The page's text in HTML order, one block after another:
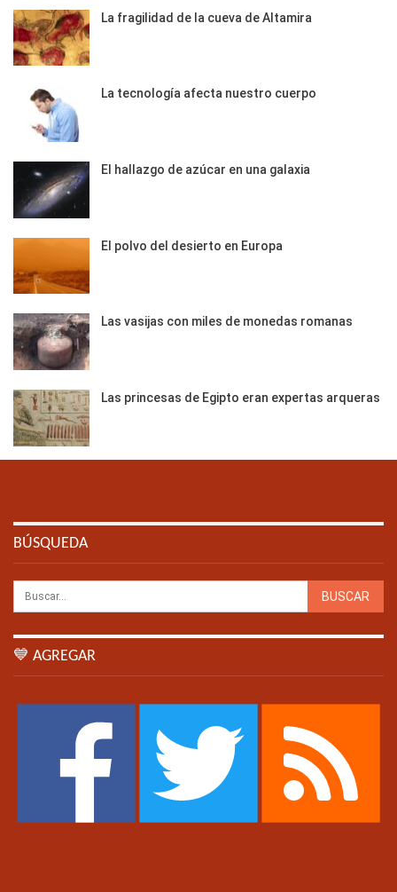
La fragilidad de la cueva de Altamira
La tecnología afecta nuestro cuerpo
El hallazgo de azúcar en una galaxia
El polvo del desierto en Europa
Las vasijas con miles de monedas romanas
Las princesas de Egipto eran expertas arqueras
BÚSQUEDA
💙 AGREGAR